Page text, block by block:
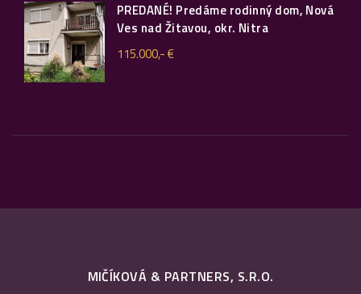
PREDANÉ! Predáme rodinný dom, Nová
Ves nad Žitavou, okr. Nitra
115.000,- €
MIČÍKOVÁ & PARTNERS, S.R.O.